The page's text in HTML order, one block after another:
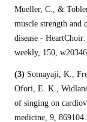
Mueller, C., &
muscle strength
disease -
weekly, 150,
(3) Somayaji, K.,
Ofori, E. K.,
of singing on
medicine, 9, 869104.